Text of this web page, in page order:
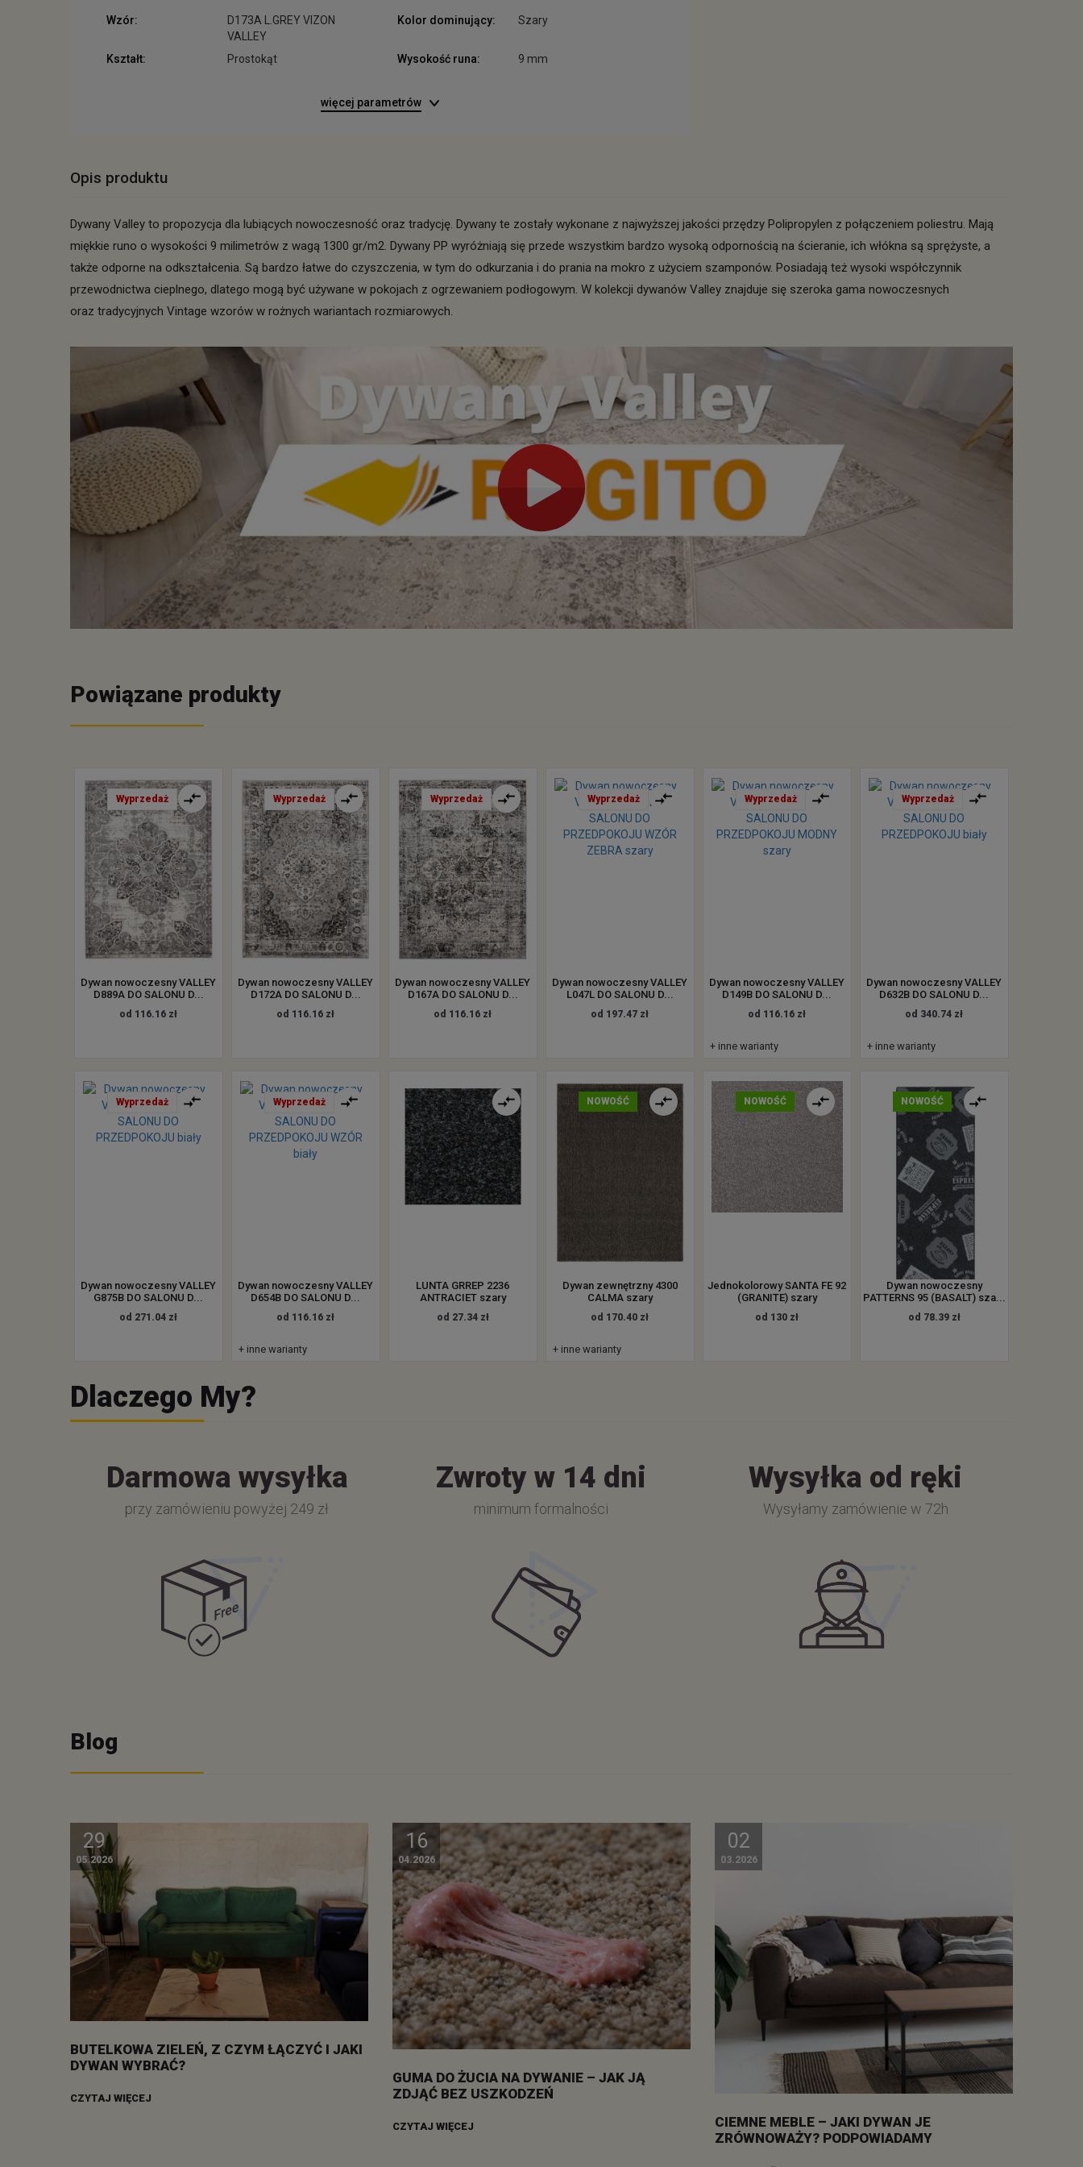
Wzór:
D173A L.GREY VIZON
VALLEY
Kolor dominujący: Szary
Kształt: Prostokąt Wysokość runa: 9 mm
więcej parametrów
Opis produktu
Dywany Valley to propozycja dla lubiących nowoczesność oraz tradycję. Dywany te zostały wykonane z najwyższej jakości przędzy Polipropylen z połączeniem poliestru. Mają
miękkie runo o wysokości 9 milimetrów z wagą 1300 gr/m2. Dywany PP wyróżniają się przede wszystkim bardzo wysoką odpornością na ścieranie, ich włókna są sprężyste, a
także odporne na odkształcenia. Są bardzo łatwe do czyszczenia, w tym do odkurzania i do prania na mokro z użyciem szamponów. Posiadają też wysoki współczynnik
przewodnictwa cieplnego, dlatego mogą być używane w pokojach z ogrzewaniem podłogowym. W kolekcji dywanów Valley znajduje się szeroka gama nowoczesnych
oraz tradycyjnych Vintage wzorów w rożnych wariantach rozmiarowych.
Powiązane produkty
Wyprzedaż
Dywan nowoczesny VALLEY
D889A DO SALONU D...
od 116.16 zł
Wyprzedaż
Dywan nowoczesny VALLEY
D172A DO SALONU D...
od 116.16 zł
Wyprzedaż
Dywan nowoczesny VALLEY
D167A DO SALONU D...
od 116.16 zł
Wyprzedaż
Dywan nowoczesny VALLEY
L047L DO SALONU D...
od 197.47 zł
Wyprzedaż
Dywan nowoczesny VALLEY
D149B DO SALONU D...
od 116.16 zł
+ inne warianty
Wyprzedaż
Dywan nowoczesny VALLEY
D632B DO SALONU D...
od 340.74 zł
+ inne warianty
Wyprzedaż
Dywan nowoczesny VALLEY
G875B DO SALONU D...
od 271.04 zł
Wyprzedaż
Dywan nowoczesny VALLEY
D654B DO SALONU D...
od 116.16 zł
+ inne warianty
LUNTA GRREP 2236
ANTRACIET szary
od 27.34 zł
NOWOŚĆ
Dywan zewnętrzny 4300
CALMA szary
od 170.40 zł
+ inne warianty
NOWOŚĆ
Jednokolorowy SANTA FE 92
(GRANITE) szary
od 130 zł
NOWOŚĆ
Dywan nowoczesny
PATTERNS 95 (BASALT) sza...
od 78.39 zł
Dlaczego My?
Darmowa wysyłka
przy zamówieniu powyżej 249 zł
Zwroty w 14 dni
minimum formalności
Wysyłka od ręki
Wysyłamy zamówienie w 72h
Blog
29
05.2026
BUTELKOWA ZIELEŃ, Z CZYM ŁĄCZYĆ I JAKI
DYWAN WYBRAĆ?
CZYTAJ WIĘCEJ
16
04.2026
GUMA DO ŻUCIA NA DYWANIE – JAK JĄ
ZDJĄĆ BEZ USZKODZEŃ
CZYTAJ WIĘCEJ
02
03.2026
CIEMNE MEBLE – JAKI DYWAN JE
ZRÓWNOWAŻY? PODPOWIADAMY